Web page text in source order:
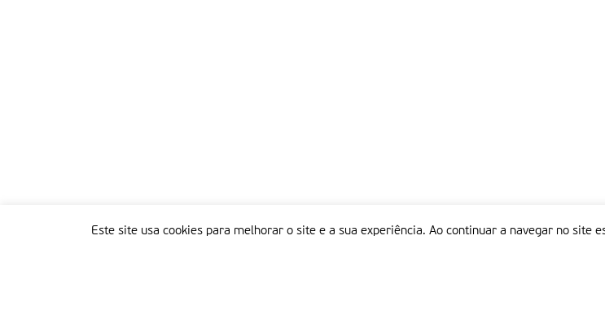
Este site usa cookies para melhorar o site e a sua experiência. Ao continuar a navegar no site